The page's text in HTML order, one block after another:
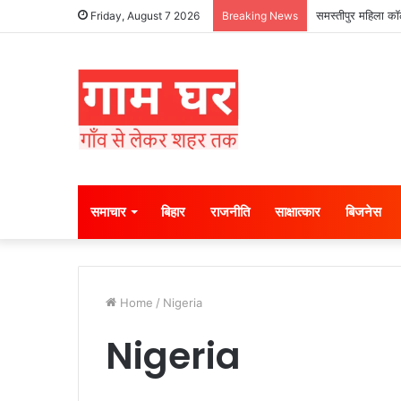
Friday, August 7 2026 Breaking News समस्तीपुर महिला
समाचार बिहार राजनीति साक्षात्कार बिजनेस
Home / Nigeria
Nigeria